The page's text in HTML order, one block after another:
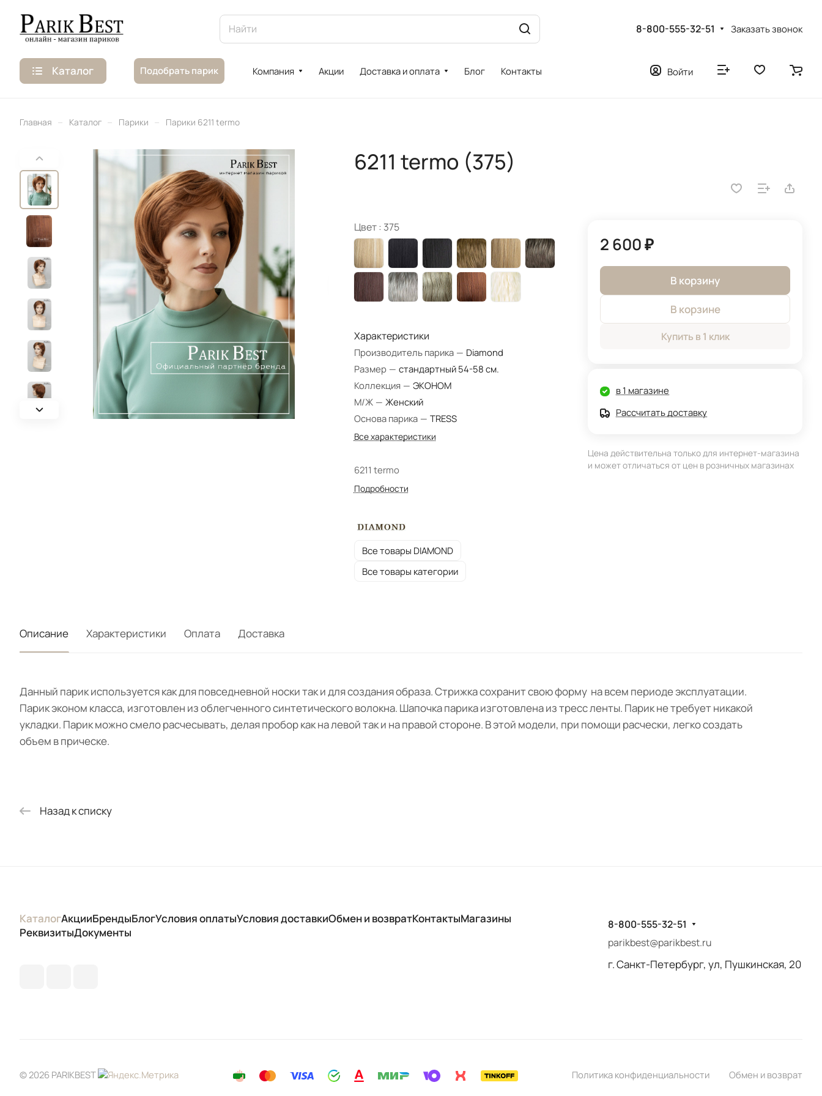
8-800-555-32-51 Заказать звонок
Каталог Подобрать парик Компания Акции Доставка и оплата Блог Контакты Войти
Главная – Каталог – Парики – Парики 6211 termo
6211 termo (375)
Цвет : 375
Характеристики
Производитель парика — Diamond
Размер — стандартный 54-58 см.
Коллекция — ЭКОНОМ
М/Ж — Женский
Основа парика — TRESS
Все характеристики
6211 termo
Подробности
Все товары DIAMOND
Все товары категории
2 600 ₽
В корзину
В корзине
Купить в 1 клик
в 1 магазине
Рассчитать доставку
Цена действительна только для интернет-магазина
и может отличаться от цен в розничных магазинах
Описание Характеристики Оплата Доставка
Данный парик используется как для повседневной носки так и для создания образа. Стрижка сохранит свою форму на всем периоде эксплуатации.
Парик эконом класса, изготовлен из облегченного синтетического волокна. Шапочка парика изготовлена из тресс ленты. Парик не требует никакой
укладки. Парик можно смело расчесывать, делая пробор как на левой так и на правой стороне. В этой модели, при помощи расчески, легко создать
объем в прическе.
Назад к списку
КаталогАкцииБрендыБлогУсловия оплатыУсловия доставкиОбмен и возвратКонтактыМагазины
РеквизитыДокументы
8-800-555-32-51
parikbest@parikbest.ru
г. Санкт-Петербург, ул, Пушкинская, 20
© 2026 PARIKBEST Политика конфиденциальности Обмен и возврат